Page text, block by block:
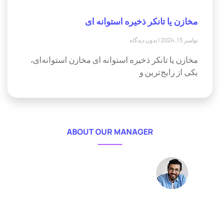
مخازن یا تانکر ذخیره استوانه ای
نوامبر 13, 2024 بدون دیدگاه
مخازن یا تانکر ذخیره استوانه ای مخازن استوانه‌ای،
یکی از رایج‌ترین و
ABOUT OUR MANAGER